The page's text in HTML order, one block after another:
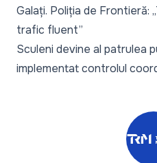
Galați. Poliția de Frontieră:
trafic fluent”
Sculeni devine al patrulea
implementat controlul